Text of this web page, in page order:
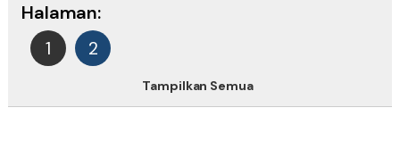
Halaman:
1
2
Tampilkan Semua